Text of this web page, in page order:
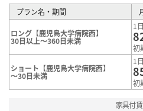
プラン名・期間
ロング【鹿児島大学病院西】
30日以上～360日未満
1
初
ショート【鹿児島大学病院西】
～30日未満
1
初
家具付